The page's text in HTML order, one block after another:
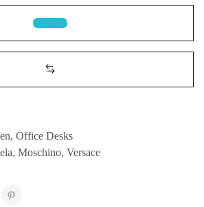
, Office Desks
, Moschino, Versace